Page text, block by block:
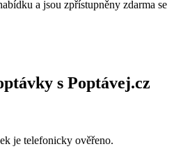
a jsou zpřístupněny zdarma se
s Poptávej.cz
je telefonicky ověřeno.